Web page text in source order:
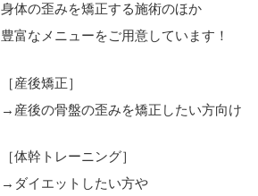
身体の歪みを矯正する施術のほか
豊富なメニューをご用意しています！
［産後矯正］
→産後の骨盤の歪みを矯正したい方向け
［体幹トレーニング］
→ダイエットしたい方や